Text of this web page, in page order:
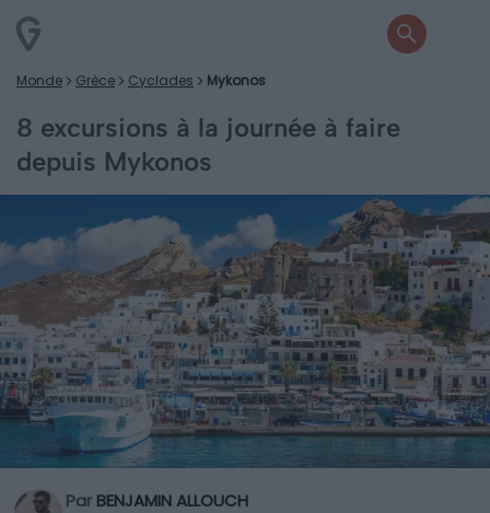
Monde Grèce Cyclades Mykonos
8 excursions à la journée à faire
depuis Mykonos
Par BENJAMIN ALLOUCH